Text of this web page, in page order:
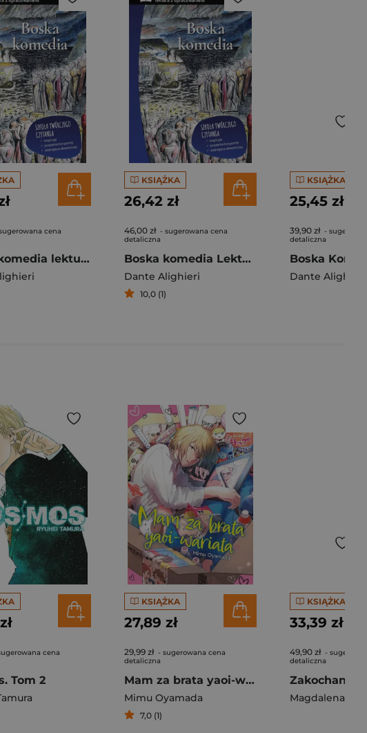
cena
Boska komedia lektura z opracowaniem
KSIĄŻKA
26,42 zł
46,00 zł - sugerowana cena
detaliczna
Boska komedia Lektura z opracowaniem
Dante Alighieri
10,0 (1)
KSIĄŻKA
25,45 zł
39,90 zł -
detaliczna
Dante Alighieri
cena
Tom 2
KSIĄŻKA
27,89 zł
29,99 zł - sugerowana cena
detaliczna
Mam za brata yaoi-wariata
Mimu Oyamada
7,0 (1)
KSIĄŻKA
33,39 zł
49,90 zł -
detaliczna
Magdalena